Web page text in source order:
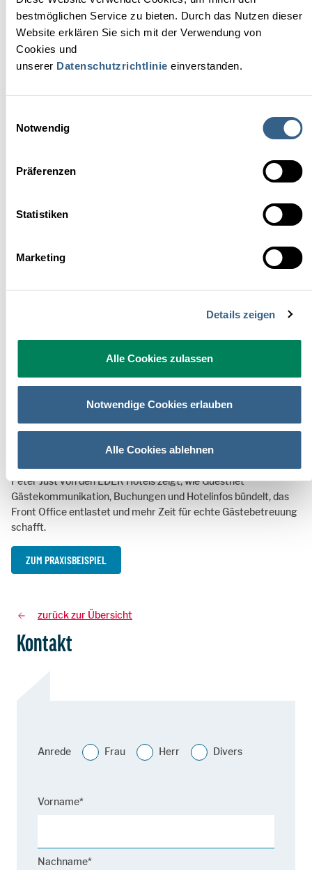
bestmöglichen Service zu bieten. Durch das Nutzen dieser
Website erklären Sie sich mit der Verwendung von
Cookies und
unserer Datenschutzrichtlinie einverstanden.
Notwendig
Präferenzen
Statistiken
Marketing
Details zeigen
Alle Cookies zulassen
Notwendige Cookies erlauben
Alle Cookies ablehnen
Peter Just von den EDER Hotels zeigt, wie Guestnet
Gästekommunikation, Buchungen und Hotelinfos bündelt, das
Front Office entlastet und mehr Zeit für echte Gästebetreuung
schafft.
ZUM PRAXISBEISPIEL
zurück zur Übersicht
Kontakt
Anrede Frau Herr Divers
Vorname*
Nachname*